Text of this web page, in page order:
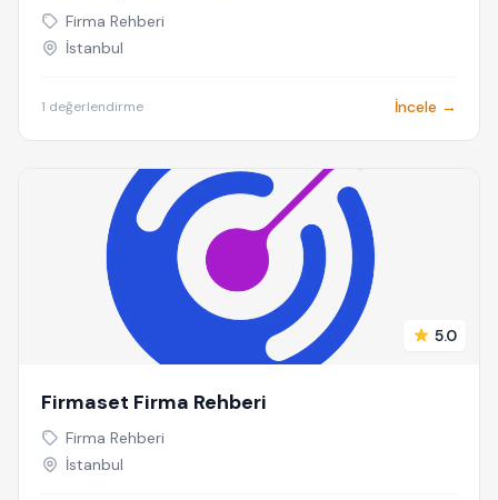
Firma Rehberi
İstanbul
1 değerlendirme İncele →
5.0
Firmaset Firma Rehberi
Firma Rehberi
İstanbul